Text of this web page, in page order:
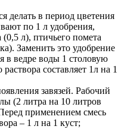
делать в период цветения
по 1 л удобрения,
л), птичьего помета
Заменить это удобрение
в ведре воды 1 столовую
составляет 1л на 1
завязей. Рабочий
(2 литра на 10 литров
применением смесь
– 1 л на 1 куст;